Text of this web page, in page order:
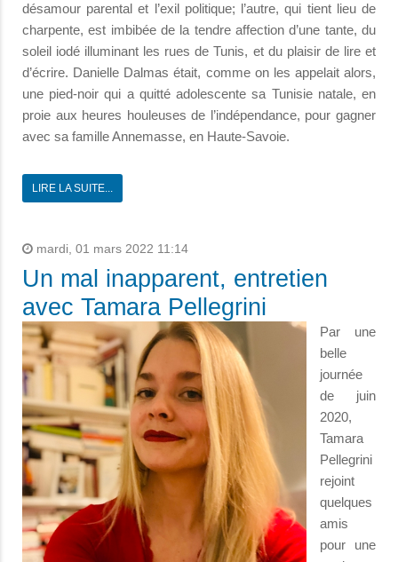
désamour parental et l’exil politique; l’autre, qui tient lieu de
charpente, est imbibée de la tendre affection d’une tante, du
soleil iodé illuminant les rues de Tunis, et du plaisir de lire et
d’écrire. Danielle Dalmas était, comme on les appelait alors,
une pied-noir qui a quitté adolescente sa Tunisie natale, en
proie aux heures houleuses de l’indépendance, pour gagner
avec sa famille Annemasse, en Haute-Savoie.
LIRE LA SUITE...
mardi, 01 mars 2022 11:14
Un mal inapparent, entretien
avec Tamara Pellegrini
Par une
belle
journée
de juin
2020,
Tamara
Pellegrini
rejoint
quelques
amis
pour une